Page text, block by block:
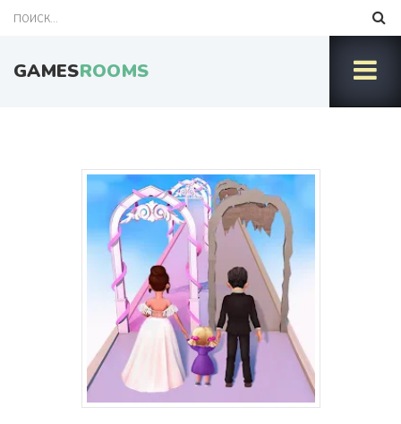
GAMESROOMS